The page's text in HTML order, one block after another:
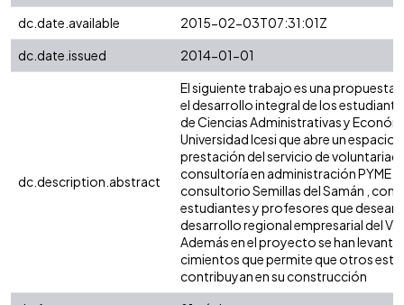
dc.date.available
2015-02-03T07:31:01Z
dc.date.issued
2014-01-01
dc.description.abstract
El siguiente trabajo es una propuesta
el desarrollo integral de los
de Ciencias Administrativas y
Universidad Icesi que abre un espacio
prestación del servicio de
consultoría en administración PYME
consultorio Semillas del Samán ,
estudiantes y profesores que desean
desarrollo regional empresarial del
Además en el proyecto se han
cimientos que permite que otros
contribuyan en su construcción